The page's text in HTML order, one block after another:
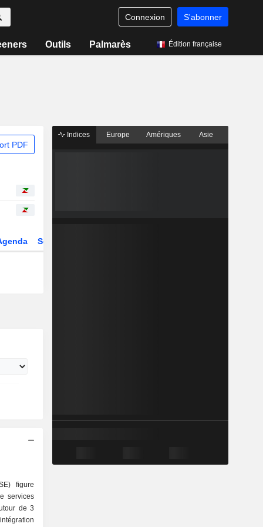
Connexion S'abonner
Outils Palmarès Édition française
PDF
Secteur
figure
services
de 3
Indices Europe Amériques Asie